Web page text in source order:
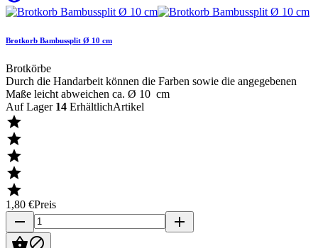
Brotkorb Bambussplit Ø 10 cm
Brotkörbe
Durch die Handarbeit können die Farben sowie die angegebenen
Maße leicht abweichen ca. Ø 10 cm
Auf Lager 14 ErhältlichArtikel





1,80 €Preis
remove
add
